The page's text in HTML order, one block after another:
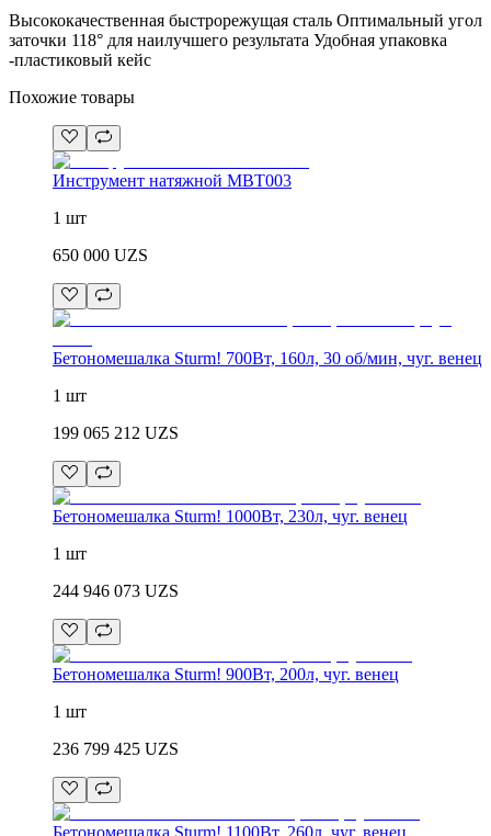
Высококачественная быстрорежущая сталь Оптимальный угол
заточки 118° для наилучшего результата Удобная упаковка
-пластиковый кейс
Похожие товары
Инструмент натяжной MBT003
1 шт
650 000 UZS
Бетономешалка Sturm! 700Вт, 160л, 30 об/мин, чуг. венец
1 шт
199 065 212 UZS
Бетономешалка Sturm! 1000Вт, 230л, чуг. венец
1 шт
244 946 073 UZS
Бетономешалка Sturm! 900Вт, 200л, чуг. венец
1 шт
236 799 425 UZS
Бетономешалка Sturm! 1100Вт, 260л, чуг. венец